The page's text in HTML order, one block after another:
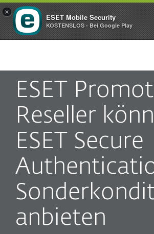
ESET
Reseller
ESET Secure
anbieten
×
ESET Mobile Security
KOSTENSLOS - Bei Google Play